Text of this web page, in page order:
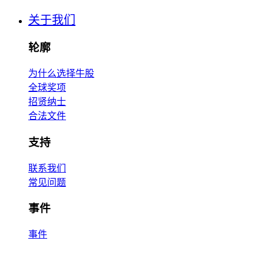
关于我们
轮廓
为什么选择牛股
全球奖项
招贤纳士
合法文件
支持
联系我们
常见问题
事件
事件